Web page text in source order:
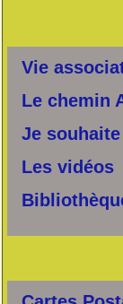
Vie
Le chemin
Je
Les vidéos